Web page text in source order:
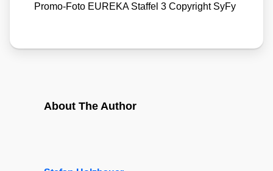
Pro­mo-Foto EUREKA Staf­fel 3 Copy­right SyFy
About The Author